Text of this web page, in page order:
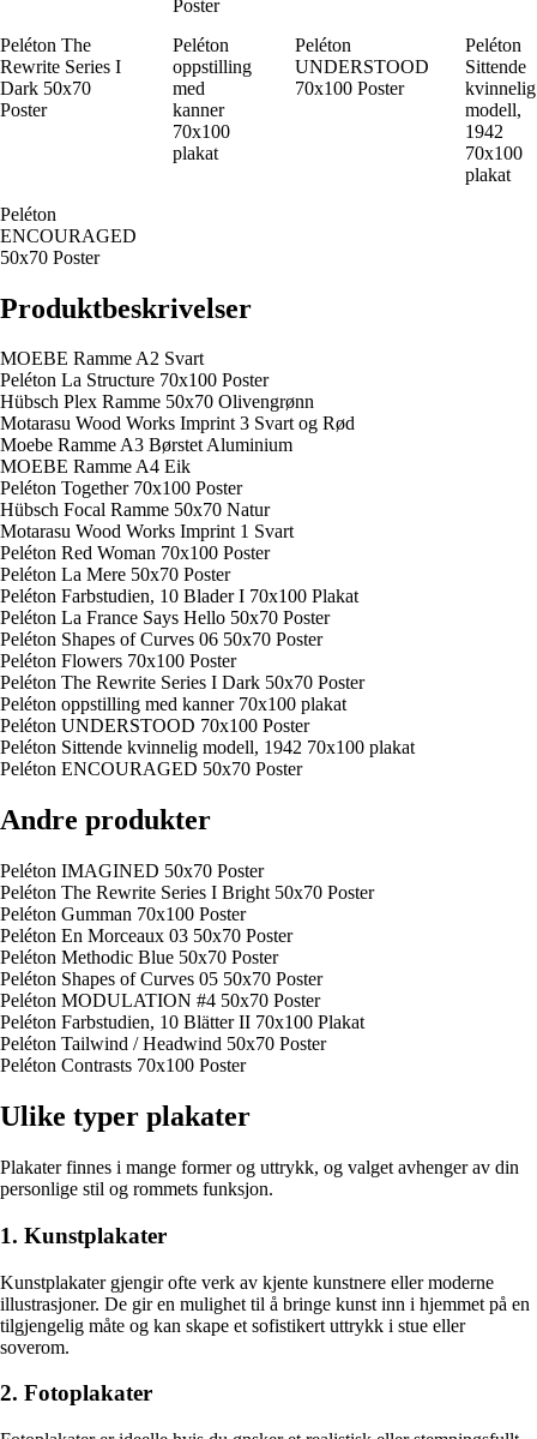
Poster
Peléton The
Rewrite Series I
Dark 50x70
Poster
Peléton
oppstilling
med
kanner
70x100
plakat
Peléton
UNDERSTOOD
70x100 Poster
Peléton
Sittende
kvinnelig
modell,
1942
70x100
plakat
Peléton
ENCOURAGED
50x70 Poster
Produktbeskrivelser
MOEBE Ramme A2 Svart
Peléton La Structure 70x100 Poster
Hübsch Plex Ramme 50x70 Olivengrønn
Motarasu Wood Works Imprint 3 Svart og Rød
Moebe Ramme A3 Børstet Aluminium
MOEBE Ramme A4 Eik
Peléton Together 70x100 Poster
Hübsch Focal Ramme 50x70 Natur
Motarasu Wood Works Imprint 1 Svart
Peléton Red Woman 70x100 Poster
Peléton La Mere 50x70 Poster
Peléton Farbstudien, 10 Blader I 70x100 Plakat
Peléton La France Says Hello 50x70 Poster
Peléton Shapes of Curves 06 50x70 Poster
Peléton Flowers 70x100 Poster
Peléton The Rewrite Series I Dark 50x70 Poster
Peléton oppstilling med kanner 70x100 plakat
Peléton UNDERSTOOD 70x100 Poster
Peléton Sittende kvinnelig modell, 1942 70x100 plakat
Peléton ENCOURAGED 50x70 Poster
Andre produkter
Peléton IMAGINED 50x70 Poster
Peléton The Rewrite Series I Bright 50x70 Poster
Peléton Gumman 70x100 Poster
Peléton En Morceaux 03 50x70 Poster
Peléton Methodic Blue 50x70 Poster
Peléton Shapes of Curves 05 50x70 Poster
Peléton MODULATION #4 50x70 Poster
Peléton Farbstudien, 10 Blätter II 70x100 Plakat
Peléton Tailwind / Headwind 50x70 Poster
Peléton Contrasts 70x100 Poster
Ulike typer plakater
Plakater finnes i mange former og uttrykk, og valget avhenger av din
personlige stil og rommets funksjon.
1. Kunstplakater
Kunstplakater gjengir ofte verk av kjente kunstnere eller moderne
illustrasjoner. De gir en mulighet til å bringe kunst inn i hjemmet på en
tilgjengelig måte og kan skape et sofistikert uttrykk i stue eller
soverom.
2. Fotoplakater